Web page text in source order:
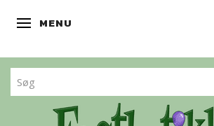
SKIFTE NAVIGATION
MENU